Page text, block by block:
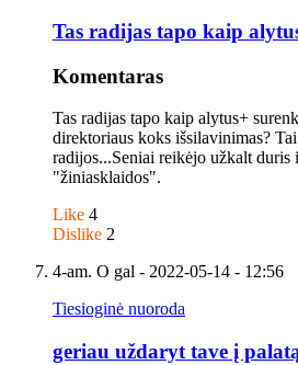
Tas radijas tapo kaip
Komentaras
Tas radijas tapo kaip alytus+
direktoriaus koks išsilavinimas?
radijos...Seniai reikėjo užkalt duris
"žiniasklaidos".
Like 4
Dislike 2
4-am. O gal - 2022-05-14 - 12:56
Tiesioginė nuoroda
geriau uždaryt tave į